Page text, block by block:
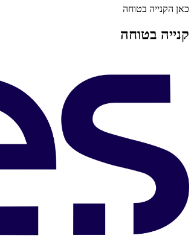
כאן הקנייה בטוחה
קנייה בטוחה